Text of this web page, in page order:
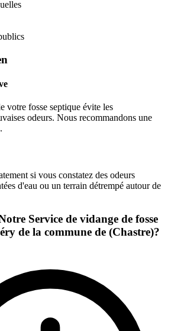
votre fosse septique évite les
odeurs. Nous recommandons une
si vous constatez des odeurs
d'eau ou un terrain détrempé autour de
Service de vidange de fosse
de la commune de (Chastre)?